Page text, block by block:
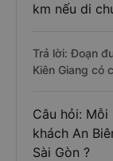
km nếu di
Trả lời: Đoạn
Kiên Giang có
Câu hỏi:
khách An
Sài Gòn ?